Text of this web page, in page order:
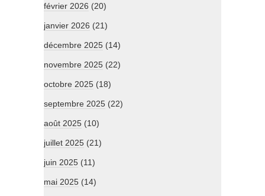
février 2026 (20)
janvier 2026 (21)
décembre 2025 (14)
novembre 2025 (22)
octobre 2025 (18)
septembre 2025 (22)
août 2025 (10)
juillet 2025 (21)
juin 2025 (11)
mai 2025 (14)